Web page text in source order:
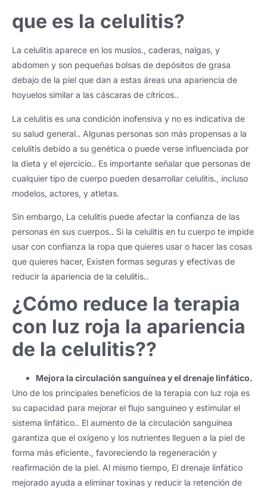
que es la celulitis?
La celulitis aparece en los muslos., caderas, nalgas, y
abdomen y son pequeñas bolsas de depósitos de grasa
debajo de la piel que dan a estas áreas una apariencia de
hoyuelos similar a las cáscaras de cítricos..
La celulitis es una condición inofensiva y no es indicativa de
su salud general.. Algunas personas son más propensas a la
celulitis debido a su genética o puede verse influenciada por
la dieta y el ejercicio.. Es importante señalar que personas de
cualquier tipo de cuerpo pueden desarrollar celulitis., incluso
modelos, actores, y atletas.
Sin embargo, La celulitis puede afectar la confianza de las
personas en sus cuerpos.. Si la celulitis en tu cuerpo te impide
usar con confianza la ropa que quieres usar o hacer las cosas
que quieres hacer, Existen formas seguras y efectivas de
reducir la apariencia de la celulitis..
¿Cómo reduce la terapia
con luz roja la apariencia
de la celulitis??
Mejora la circulación sanguínea y el drenaje linfático.
Uno de los principales beneficios de la terapia con luz roja es
su capacidad para mejorar el flujo sanguíneo y estimular el
sistema linfático.. El aumento de la circulación sanguínea
garantiza que el oxígeno y los nutrientes lleguen a la piel de
forma más eficiente., favoreciendo la regeneración y
reafirmación de la piel. Al mismo tiempo, El drenaje linfático
mejorado ayuda a eliminar toxinas y reducir la retención de